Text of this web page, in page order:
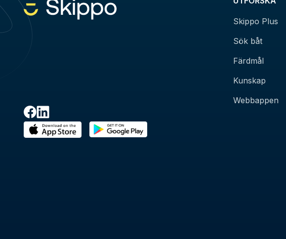
Skippo Plus
Sök båt
Färdmål
Kunskap
Webbappen